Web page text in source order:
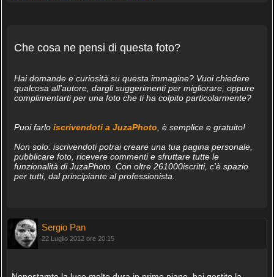
Che cosa ne pensi di questa foto?
Hai domande e curiosità su questa immagine? Vuoi chiedere
qualcosa all'autore, dargli suggerimenti per migliorare, oppure
complimentarti per una foto che ti ha colpito particolarmente?
Puoi farlo iscrivendoti a JuzaPhoto , è semplice e gratuito!
Non solo: iscrivendoti potrai creare una tua pagina personale,
pubblicare foto, ricevere commenti e sfruttare tutte le
funzionalità di JuzaPhoto. Con oltre 261000iscritti, c'è spazio
per tutti, dal principiante al professionista.
Sergio Pan
22 Luglio 2012 ore 20:15